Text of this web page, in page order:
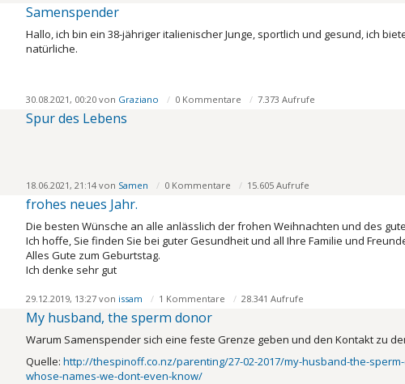
Samenspender
Hallo, ich bin ein 38-jähriger italienischer Junge, sportlich und gesund, ich
natürliche.
30.08.2021, 00:20 von Graziano 0 Kommentare 7.373 Aufrufe
Spur des Lebens
18.06.2021, 21:14 von Samen 0 Kommentare 15.605 Aufrufe
frohes neues Jahr.
Die besten Wünsche an alle anlässlich der frohen Weihnachten und des
Ich hoffe, Sie finden Sie bei guter Gesundheit und all Ihre Familie und
Alles Gute zum Geburtstag.
Ich denke sehr gut
29.12.2019, 13:27 von issam 1 Kommentare 28.341 Aufrufe
My husband, the sperm donor
Warum Samenspender sich eine feste Grenze geben und den Kontakt zu
Quelle: http://thespinoff.co.nz/parenting/27-02-2017/my-husband-the-
whose-names-we-dont-even-know/